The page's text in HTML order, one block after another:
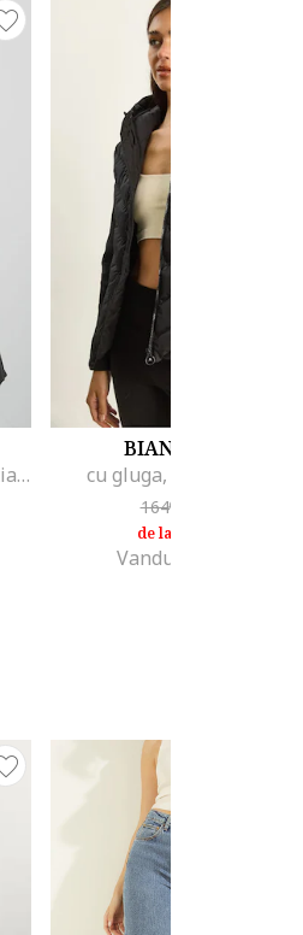
Jacheta parka cu logo Dinastiana, Negru stins
BIANCO LUCCI
cu gluga, neagra, Negru
16402
de la
Vandut de Hiccup